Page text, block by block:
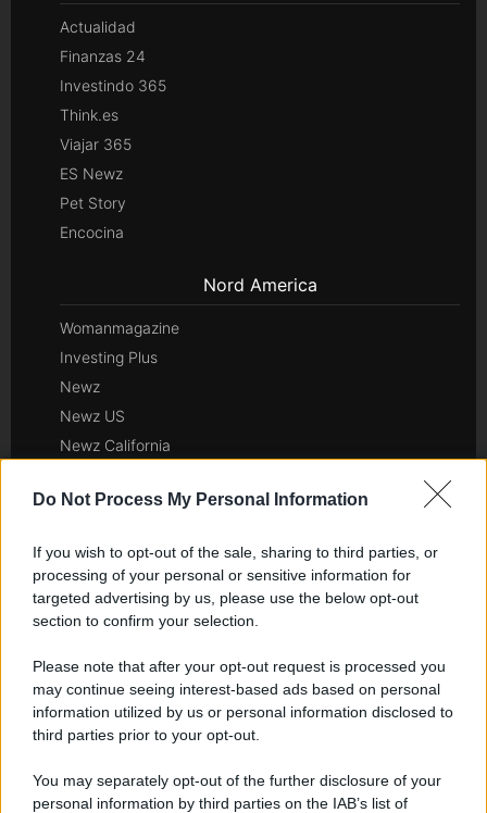
Do Not Process My Personal Information
If you wish to opt-out of the sale, sharing to third parties, or
processing of your personal or sensitive information for
targeted advertising by us, please use the below opt-out
section to confirm your selection.
Please note that after your opt-out request is processed you
may continue seeing interest-based ads based on personal
information utilized by us or personal information disclosed to
third parties prior to your opt-out.
You may separately opt-out of the further disclosure of your
personal information by third parties on the IAB’s list of
Actualidad
Finanzas 24
Investindo 365
Think.es
Viajar 365
ES Newz
Pet Story
Encocina
Nord America
Womanmagazine
Investing Plus
Newz
Newz US
Newz California
Newz Florida
Newz Pennsylvania
Newz Illinois
Newz Ohio
Hig Tech Mag
Scoop Mag
Lgbtqia News
Day Travel 365